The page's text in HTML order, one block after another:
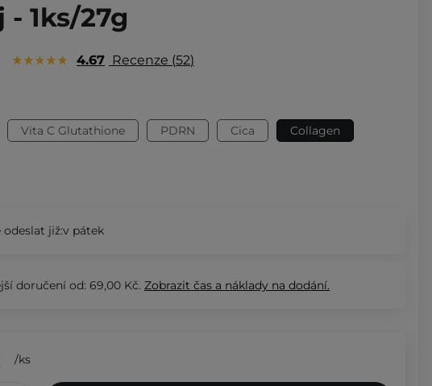
1ks/27g
4.67 Recenze 52
Vita C Glutathione PDRN Cica Collagen
odeslat již:v pátek
doručení od: 69,00 Kč. Zobrazit čas a náklady na dodání.
/ks